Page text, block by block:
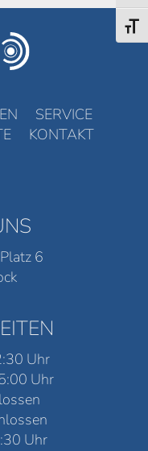
SERVICE
KONTAKT
6
Uhr
Uhr
Uhr